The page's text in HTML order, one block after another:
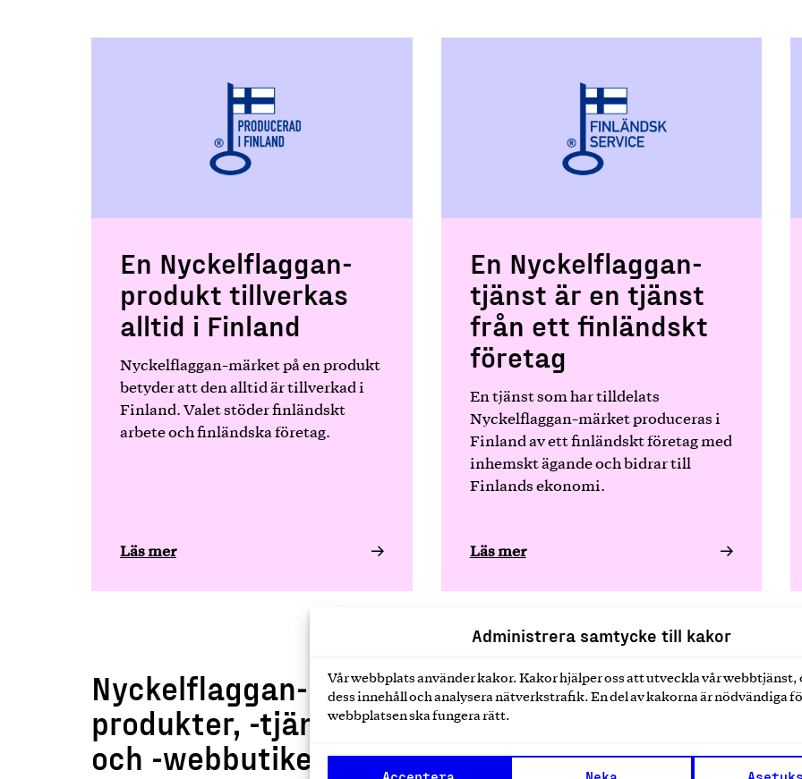
Administrera samtycke till kakor
Vår webbplats använder kakor. Kakor hjälper oss att utveckla vår
dess innehåll och analysera nätverkstrafik. En del av kakorna är nödvändiga
webbplatsen ska fungera rätt.
En Nyckelflaggan-
produkt tillverkas
alltid i Finland
Nyckelflaggan-märket på en produkt
betyder att den alltid är tillverkad i
Finland. Valet stöder finländskt
arbete och finländska företag.
Läs mer
En Nyckelflaggan-
tjänst är en tjänst
från ett finländskt
företag
En tjänst som har tilldelats
Nyckelflaggan-märket produceras i
Finland av ett finländskt företag med
inhemskt ägande och bidrar till
Finlands ekonomi.
Läs mer
Nyckelflaggan-
produkter, -tjänster
och -webbutiker